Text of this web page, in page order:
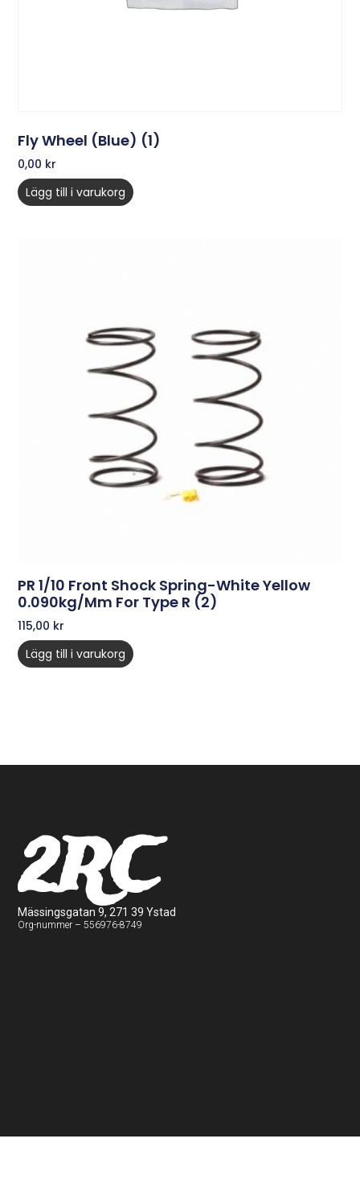
Fly Wheel (Blue) (1)
0,00 kr
Lägg till i varukorg
PR 1/10 Front Shock Spring-White Yellow
0.090kg/mm For Type R (2)
115,00 kr
Lägg till i varukorg
2RC
Mässingsgatan 9, 271 39 Ystad
Org-nummer – 556976-8749